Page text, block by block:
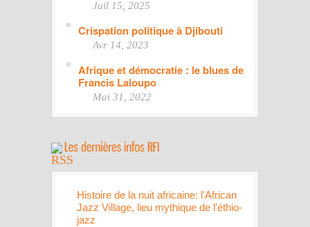
Juil 15, 2025
Crispation politique à Djibouti
Avr 14, 2023
Afrique et démocratie : le blues de
Francis Laloupo
Mai 31, 2022
Histoire de la nuit africaine: l'African
Jazz Village, lieu mythique de l'éthio-
jazz